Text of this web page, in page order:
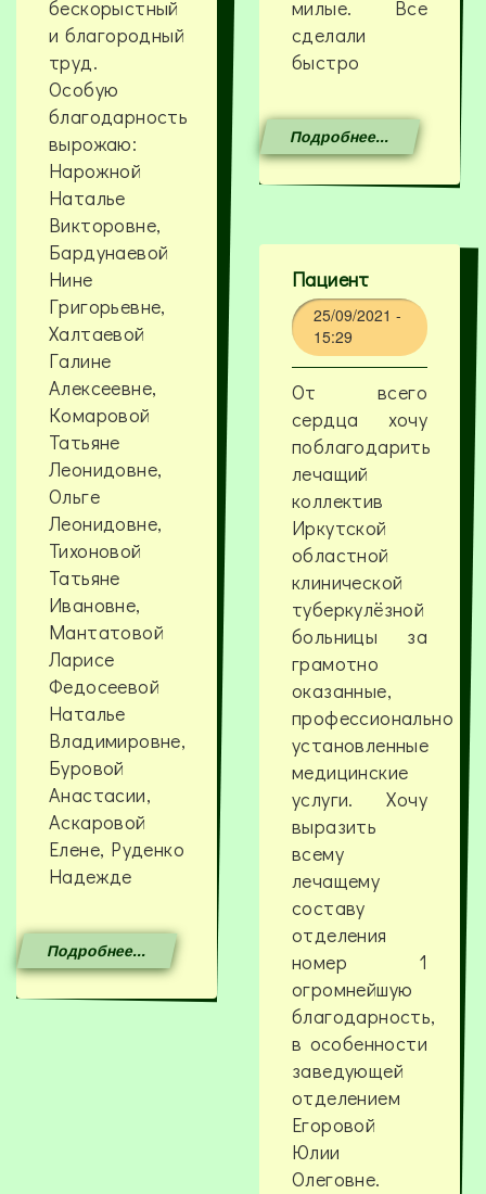
бескорыстный
и благородный
труд.
Особую
благодарность
вырожаю:
Нарожной
Наталье
Викторовне,
Бардунаевой
Нине
Григорьевне,
Халтаевой
Галине
Алексеевне,
Комаровой
Татьяне
Леонидовне,
Ольге
Леонидовне,
Тихоновой
Татьяне
Ивановне,
Мантатовой
Ларисе
Федосеевой
Наталье
Владимировне,
Буровой
Анастасии,
Аскаровой
Елене, Руденко
Надежде
Подробнее...
милые. Все
сделали
быстро
Подробнее...
Пациент
25/09/2021 -
15:29
От всего
сердца хочу
поблагодарить
лечащий
коллектив
Иркутской
областной
клинической
туберкулёзной
больницы за
грамотно
оказанные,
профессионально
установленные
медицинские
услуги. Хочу
выразить
всему
лечащему
составу
отделения
номер 1
огромнейшую
благодарность,
в особенности
заведующей
отделением
Егоровой
Юлии
Олеговне.